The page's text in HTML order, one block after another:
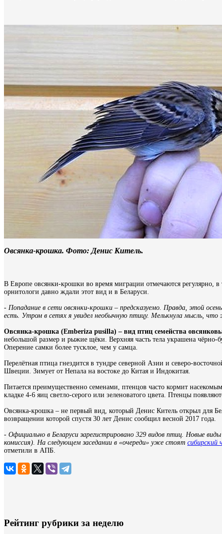
Овсянка-крошка. Фото: Денис Китель.
В Европе овсянки-крошки во время миграции отмечаются регулярно,
орнитологи давно ждали этот вид и в Беларуси.
- Попадание в сети овсянки-крошки – предсказуемо. Правда, этой
есть. Утром в сетях я увидел необычную птицу. Мелькнула мысль, что
Овсянка-крошка (Emberiza pusilla) – вид птиц семейства
небольшой размер и рыжие щёки. Верхняя часть тела украшена
Оперение самки более тусклое, чем у самца.
Перелётная птица гнездится в тундре северной Азии и северо-
Швеции. Зимует от Непала на востоке до Китая и Индокитая.
Питается преимущественно семенами, птенцов часто кормит
кладке 4-6 яиц светло-серого или зеленоватого цвета. Птенцы
Овсянка-крошка – не первый вид, который Денис Китель открыл для
возвращении которой спустя 30 лет Денис сообщил весной 2017 года.
- Официально в Беларуси зарегистрировано 329 видов птиц. Новые
комиссия). На следующем заседании в «очереди» уже стоят сибирский
отметили в АПБ.
Рейтинг рубрики за неделю